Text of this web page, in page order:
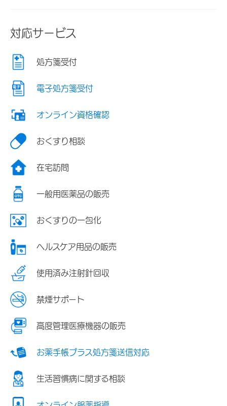
対応サービス
処方箋受付
電子処方箋受付
オンライン資格確認
おくすり相談
在宅訪問
一般用医薬品の販売
おくすりの一包化
ヘルスケア用品の販売
使用済み注射針回収
禁煙サポート
高度管理医療機器の販売
お薬手帳プラス処方箋送信対応
生活習慣病に関する相談